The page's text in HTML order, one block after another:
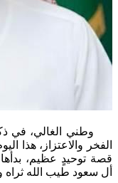
الغالي، في ذكرى
والاعتزاز، هذا
توحيدٍ عظيم، بدأها
سعود طيب الله ثراه